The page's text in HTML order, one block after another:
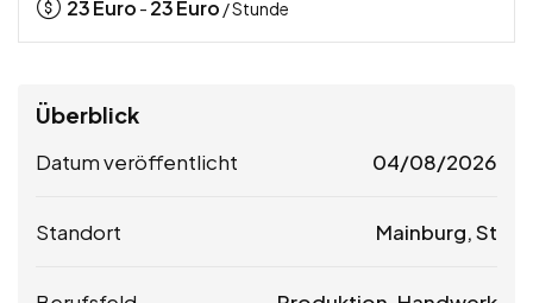
23Euro - 23Euro / Stunde
Überblick
Datum veröffentlicht 04/08/2026
Standort Mainburg, St